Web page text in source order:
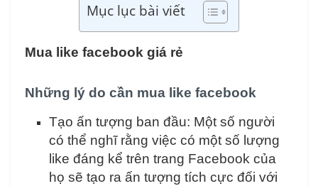
Mục lục bài viết
Mua like facebook giá rẻ
Những lý do cần mua like facebook
Tạo ấn tượng ban đầu: Một số người
có thể nghĩ rằng việc có một số lượng
like đáng kể trên trang Facebook của
họ sẽ tạo ra ấn tượng tích cực đối với